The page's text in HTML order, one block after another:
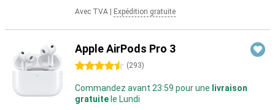
Avec TVA Expédition gratuite
Apple AirPods Pro 3
4.5 étoiles (293)
Commandez avant 23:59 pour une livraison
gratuite le Lundi